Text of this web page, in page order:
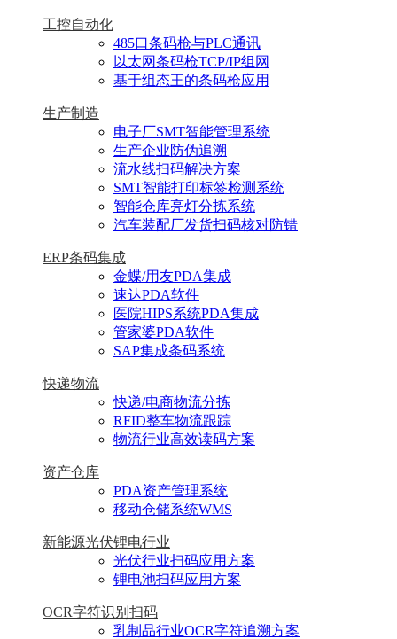
工控自动化
485口条码枪与PLC通讯
以太网条码枪TCP/IP组网
基于组态王的条码枪应用
生产制造
电子厂SMT智能管理系统
生产企业防伪追溯
流水线扫码解决方案
SMT智能打印标签检测系统
智能仓库亮灯分拣系统
汽车装配厂发货扫码核对防错
ERP条码集成
金蝶/用友PDA集成
速达PDA软件
医院HIPS系统PDA集成
管家婆PDA软件
SAP集成条码系统
快递物流
快递/电商物流分拣
RFID整车物流跟踪
物流行业高效读码方案
资产仓库
PDA资产管理系统
移动仓储系统WMS
新能源光伏锂电行业
光伏行业扫码应用方案
锂电池扫码应用方案
OCR字符识别扫码
乳制品行业OCR字符追溯方案